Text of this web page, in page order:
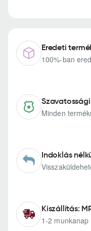
Eredeti
100%-ban
Minden
Indoklás
Kiszállítás:
1-2 munkanap